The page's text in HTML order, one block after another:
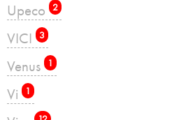
Upeco 2
VICI 3
Venus 1
Vi 1